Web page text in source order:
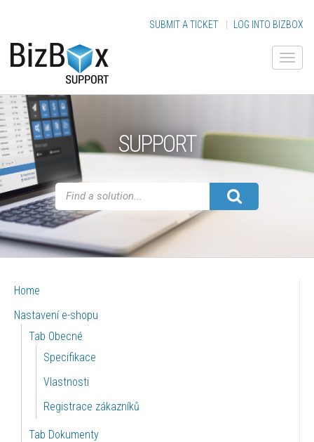
SUBMIT A TICKET LOG INTO BIZBOX
SUPPORT
Home
Nastavení e-shopu
Tab Obecné
Specifikace
Vlastnosti
Registrace zákazníků
Tab Dokumenty